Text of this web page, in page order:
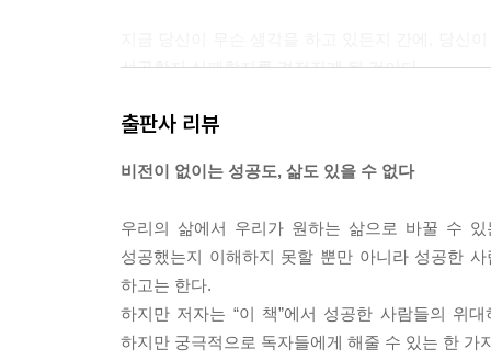
성공할지 실패할지를 결정짓게 될 것이다.
인간의 두뇌가 하루에 6만 번 정도의 속도로 생각
출판사 리뷰
비전이 없이는 성공도, 삶도 있을 수 없다
우리의 삶에서 우리가 원하는 삶으로 바꿀 수
성공했는지 이해하지 못할 뿐만 아니라 성공한
하고는 한다.
하지만 저자는 “이 책”에서 성공한 사람들의 위
하지만 궁극적으로 독자들에게 해줄 수 있는 한